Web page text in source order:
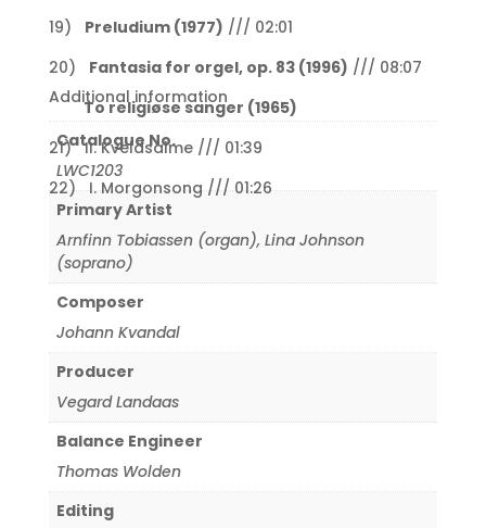
19) Preludium (1977) /// 02:01
20) Fantasia for orgel, op. 83 (1996) /// 08:07
To religiøse sanger (1965)
21) II. Kveldsalme /// 01:39
22) I. Morgonsong /// 01:26
Additional information
Catalogue No.
LWC1203
Primary Artist
Arnfinn Tobiassen (organ), Lina Johnson
(soprano)
Composer
Johann Kvandal
Producer
Vegard Landaas
Balance Engineer
Thomas Wolden
Editing